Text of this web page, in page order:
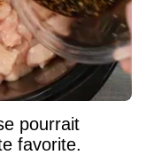
pourrait
favorite.